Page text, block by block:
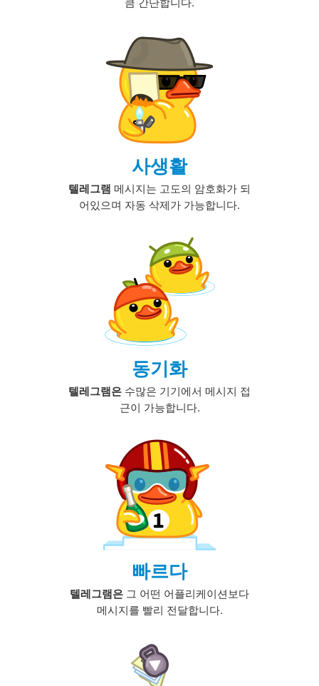
사생활
텔레그램 메시지는 고도의 암호화가 되
어있으며 자동 삭제가 가능합니다.
동기화
텔레그램은 수많은 기기에서 메시지 접
근이 가능합니다.
빠르다
텔레그램은 그 어떤 어플리케이션보다
메시지를 빨리 전달합니다.